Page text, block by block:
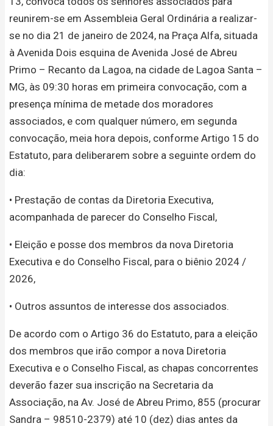
reunirem-se em Assembleia Geral Ordinária a realizar-
se no dia 21 de janeiro de 2024, na Praça Alfa, situada
à Avenida Dois esquina de Avenida José de Abreu
Primo – Recanto da Lagoa, na cidade de Lagoa Santa –
MG, às 09:30 horas em primeira convocação, com a
presença mínima de metade dos moradores
associados, e com qualquer número, em segunda
convocação, meia hora depois, conforme Artigo 15 do
Estatuto, para deliberarem sobre a seguinte ordem do
dia:
• Prestação de contas da Diretoria Executiva,
acompanhada de parecer do Conselho Fiscal,
• Eleição e posse dos membros da nova Diretoria
Executiva e do Conselho Fiscal, para o biênio 2024 /
2026,
• Outros assuntos de interesse dos associados.
De acordo com o Artigo 36 do Estatuto, para a eleição
dos membros que irão compor a nova Diretoria
Executiva e o Conselho Fiscal, as chapas concorrentes
deverão fazer sua inscrição na Secretaria da
Associação, na Av. José de Abreu Primo, 855 (procurar
Sandra – 98510-2379) até 10 (dez) dias antes da